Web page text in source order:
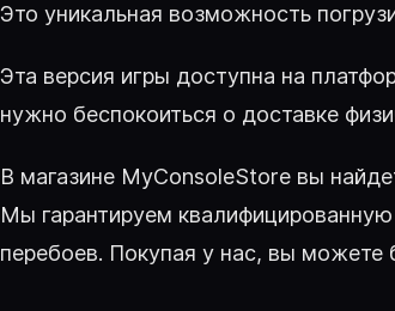
Это уникальная возможность
Эта версия игры доступна на
нужно беспокоиться о доставке
В магазине MyConsoleStore вы
Мы гарантируем
перебоев. Покупая у нас, вы